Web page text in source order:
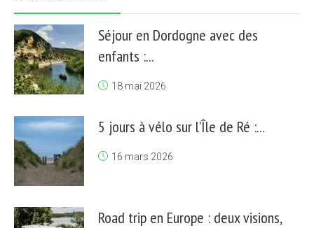
Séjour en Dordogne avec des
enfants :...
18 mai 2026
5 jours à vélo sur l’Île de Ré :...
16 mars 2026
Road trip en Europe : deux visions,